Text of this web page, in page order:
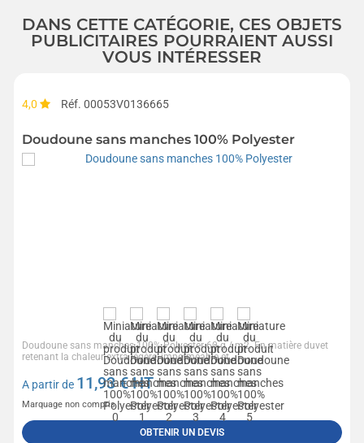
DANS CETTE CATÉGORIE, CES OBJETS
PUBLICITAIRES POURRAIENT AUSSI
VOUS INTÉRESSER
4,0 Réf. 00053V0136665
Doudoune sans manches 100% Polyester
Doudoune sans manches 100% Polyester 60 g / m2. En matière duvet
retenant la chaleur extra légère, imperméable et...
A partir de 11,93€ HT
Marquage non compris
OBTENIR UN DEVIS